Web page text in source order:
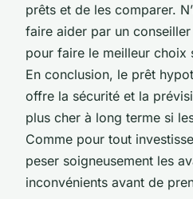
prêts et de les comparer.
faire aider par un
pour faire le meilleur choix
En conclusion, le prêt
offre la sécurité et la
plus cher à long terme si
Comme pour tout
peser soigneusement les
inconvénients avant de